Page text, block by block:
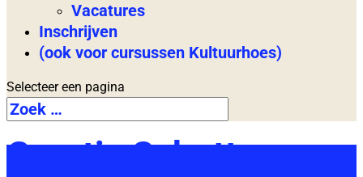
Vacatures
Inschrijven
(ook voor cursussen Kultuurhoes)
Selecteer een pagina
Greetje Schutter